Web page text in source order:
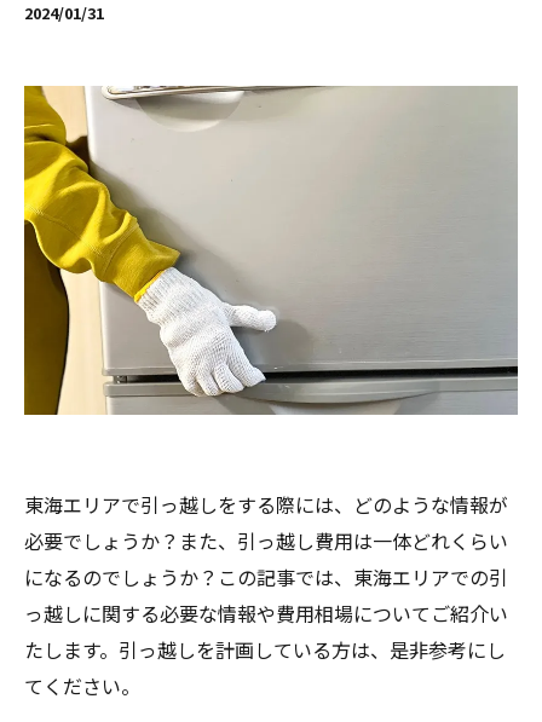
2024/01/31
東海エリアで引っ越しをする際には、どのような情報が
必要でしょうか？また、引っ越し費用は一体どれくらい
になるのでしょうか？この記事では、東海エリアでの引
っ越しに関する必要な情報や費用相場についてご紹介い
たします。引っ越しを計画している方は、是非参考にし
てください。